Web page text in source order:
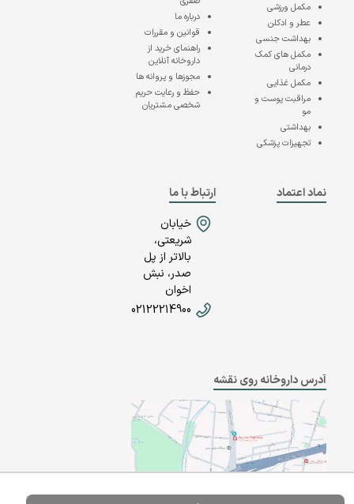
مکمل ورزشی
عطر و ادکلن
بهداشت جنسی
مکمل های کمک
درمانی
مکمل غذایی
مراقبت پوست و
مو
بهداشتی
تجهیزات پزشکی
درباره ما
قوانین و مقررات
راهنمای خرید از
داروخانه آنلاین
مجوزها و پروانه ها
حفظ و رعایت حریم
شخصی مشتریان
نماد اعتماد
ارتباط با ما
خیابان
شریعتی،
بالاتر از پل
صدر، نبش
اخوان
02122214900
آدرس داروخانه روی نقشه